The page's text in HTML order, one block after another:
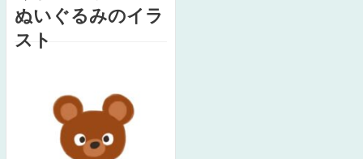
ぬいぐるみのイラ
スト